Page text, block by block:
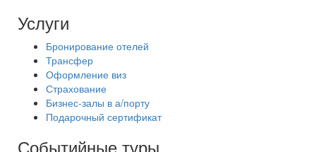
Услуги
Бронирование отелей
Трансфер
Оформление виз
Страхование
Бизнес-залы в а/порту
Подарочный сертификат
Событийные туры